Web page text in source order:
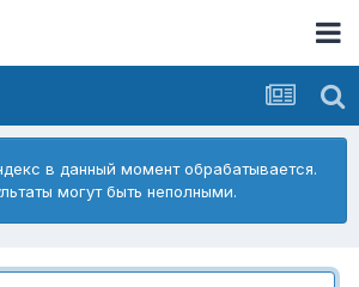
в данный момент обрабатывается.
могут быть неполными.